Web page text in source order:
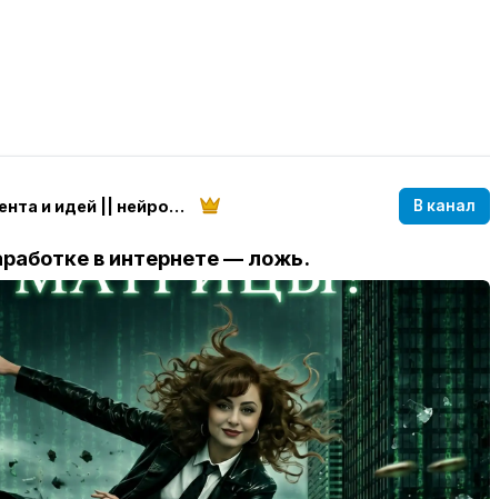
ИИ генератор контента и идей || нейросети с Ириной В канал
в интернете — ложь.